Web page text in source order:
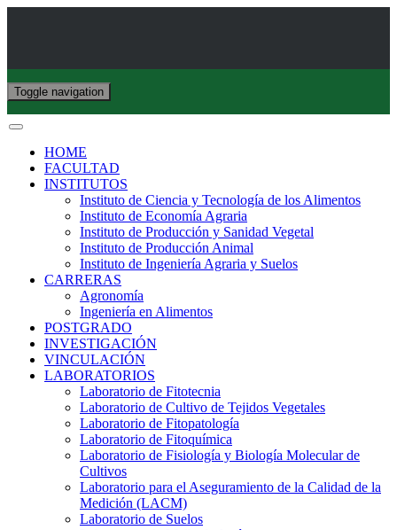
Toggle navigation
HOME
FACULTAD
INSTITUTOS
Instituto de Ciencia y Tecnología de los Alimentos
Instituto de Economía Agraria
Instituto de Producción y Sanidad Vegetal
Instituto de Producción Animal
Instituto de Ingeniería Agraria y Suelos
CARRERAS
Agronomía
Ingeniería en Alimentos
POSTGRADO
INVESTIGACIÓN
VINCULACIÓN
LABORATORIOS
Laboratorio de Fitotecnia
Laboratorio de Cultivo de Tejidos Vegetales
Laboratorio de Fitopatología
Laboratorio de Fitoquímica
Laboratorio de Fisiología y Biología Molecular de
Cultivos
Laboratorio para el Aseguramiento de la Calidad de la
Medición (LACM)
Laboratorio de Suelos